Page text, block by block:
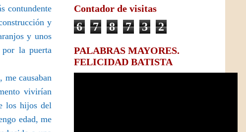
contundente
y
y unos
por la puerta
me causaban
vivirían
los hijos del
edad, me
Contador de visitas
6 7 8 7 3 2
PALABRAS MAYORES.
FELICIDAD BATISTA